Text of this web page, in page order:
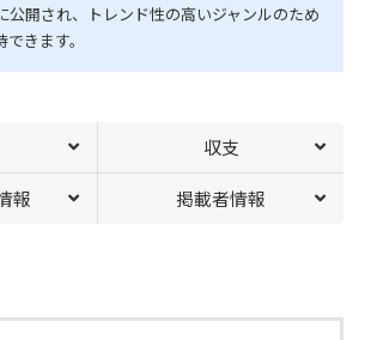
公開され、トレンド性の高いジャンルのため
きます。
収支
報 掲載者情報